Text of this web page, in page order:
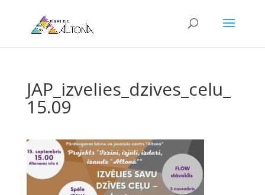
JAP_izvelies_dzives_celu_
15.09